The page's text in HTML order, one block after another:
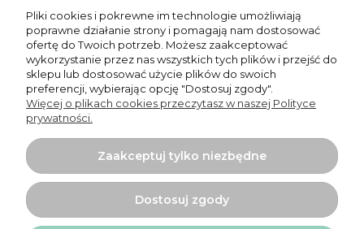
Moje konto
Płatności i dostawa
Informacje
O nas
Pliki cookies i pokrewne im technologie umożliwiają
poprawne działanie strony i pomagają nam dostosować
ofertę do Twoich potrzeb. Możesz zaakceptować
wykorzystanie przez nas wszystkich tych plików i przejść do
sklepu lub dostosować użycie plików do swoich
preferencji, wybierając opcję "Dostosuj zgody".
Więcej o plikach cookies przeczytasz w naszej Polityce
prywatności.
Zaakceptuj tylko niezbędne
Dostosuj zgody